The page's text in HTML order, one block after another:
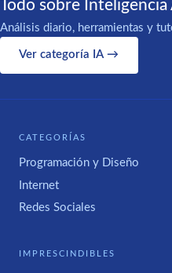
Todo sobre Inteligencia
Análisis diario, herramientas y
Ver categoría IA →
CATEGORÍAS
Programación y Diseño
Internet
Redes Sociales
IMPRESCINDIBLES